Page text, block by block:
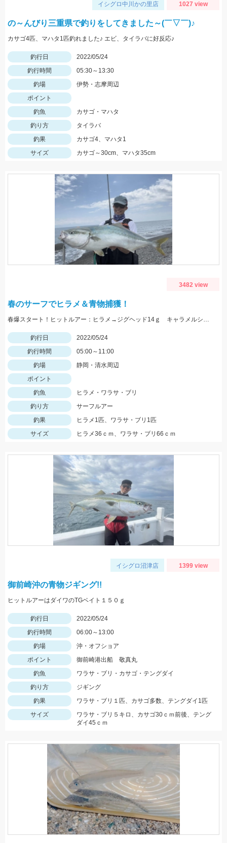
イシグロ中川かの里店 1027 view
の～んびり三重県で釣りをしてきました～(￣▽￣)♪
カサゴ4匹、マハタ1匹釣れました♪ エビ、タイラバに好反応♪
釣行日
2022/05/24
釣行時間
05:30～13:30
釣場
伊勢・志摩周辺
ポイント
釣魚
カサゴ・マハタ
釣り方
タイラバ
釣果
カサゴ4、マハタ1
サイズ
カサゴ～30cm、マハタ35cm
3482 view
春のサーフでヒラメ＆青物捕獲！
春爆スタート！ヒットルアー：ヒラメ→ジグヘッド14ｇ キャラメルシャッド3.5インチ。青物→Ｒサーディン40ｇ
釣行日
2022/05/24
釣行時間
05:00～11:00
釣場
静岡・清水周辺
ポイント
釣魚
ヒラメ・ワラサ・ブリ
釣り方
サーフルアー
釣果
ヒラメ1匹、ワラサ・ブリ1匹
サイズ
ヒラメ36ｃｍ、ワラサ・ブリ66ｃｍ
イシグロ沼津店 1399 view
御前崎沖の青物ジギング!!
ヒットルアーはダイワのTGベイト１５０ｇ
釣行日
2022/05/24
釣行時間
06:00～13:00
釣場
沖・オフショア
ポイント
御前崎港出船 敬真丸
釣魚
ワラサ・ブリ・カサゴ・テングダイ
釣り方
ジギング
釣果
ワラサ・ブリ１匹、カサゴ多数、テングダイ1匹
サイズ
ワラサ・ブリ５キロ、カサゴ30ｃｍ前後、テング
ダイ45ｃｍ